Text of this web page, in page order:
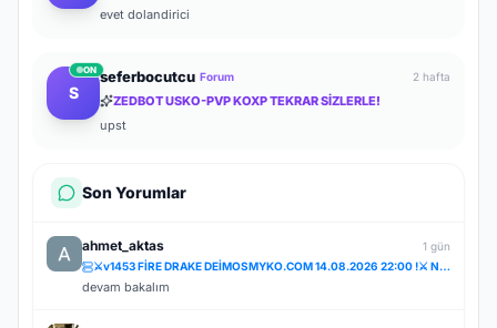
evet dolandirici
S
ON seferbocutcu Forum 2 hafta
ZEDBOT USKO-PVP KOXP TEKRAR SİZLERLE!
upst
Son Yorumlar
ahmet_aktas
1 gün
⚔️v1453 FİRE DRAKE DEİMOSMYKO.COM 14.08.2026 22:00 !⚔️ NOSTALJİ SERVER STARTER BEDAVA!ÖZLENEN NOSTAL
devam bakalım